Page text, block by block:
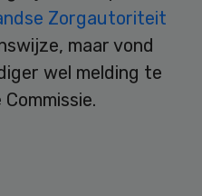
Zorgautoriteit
maar vond
wel melding te